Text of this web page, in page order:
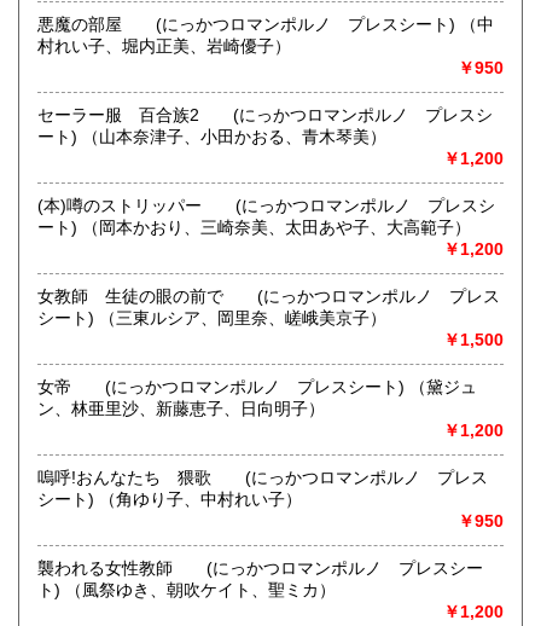
沖縄県 360円
夏休みのお知らせ
8月10日～18日まで休ませていただきます。
ご迷惑をお掛けしますが、よろしくお願い申し上げます。
沿線名：JR池袋駅
最寄駅：JR池袋駅
定休日：定休日 :土・日曜日 臨時休業は台風、大雪等の悪
天候 夏休みのお知らせ 8月10日～18日まで休ませていただ
きます。 ご迷惑をお掛けしますが、よろしくお願い申し上げ
書籍の買取について
取り扱い分野
歴史、社会科学、美術工芸、趣味、サブカルチャー
悪魔の部屋 (にっかつロマンポルノ プレスシート) （中
村れい子、堀内正美、岩崎優子）
￥950
セーラー服 百合族2 (にっかつロマンポルノ プレスシ
ート) （山本奈津子、小田かおる、青木琴美）
￥1,200
(本)噂のストリッパー (にっかつロマンポルノ プレスシ
ート) （岡本かおり、三崎奈美、太田あや子、大高範子）
￥1,200
女教師 生徒の眼の前で (にっかつロマンポルノ プレス
シート) （三東ルシア、岡里奈、嵯峨美京子）
￥1,500
女帝 (にっかつロマンポルノ プレスシート) （黛ジュ
ン、林亜里沙、新藤恵子、日向明子）
￥1,200
嗚呼!おんなたち 猥歌 (にっかつロマンポルノ プレス
シート) （角ゆり子、中村れい子）
￥950
襲われる女性教師 (にっかつロマンポルノ プレスシー
ト) （風祭ゆき、朝吹ケイト、聖ミカ）
￥1,200